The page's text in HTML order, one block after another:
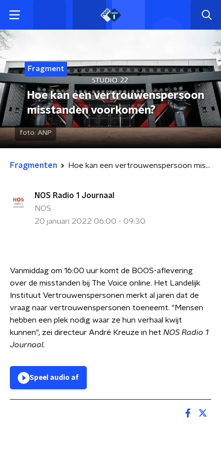
Fragment
Hoe kan een vertrouwenspersoon
misstanden voorkomen?
foto: ANP
Fragmenten Hoe kan een vertrouwenspersoon misstanden voorkomen?
NOS Radio 1 Journaal
NOS
20 januari 2022 06:00 - 09:30
Vanmiddag om 16:00 uur komt de BOOS-aflevering
over de misstanden bij The Voice online. Het Landelijk
Instituut Vertrouwenspersonen merkt al jaren dat de
vraag naar vertrouwenspersonen toeneemt. "Mensen
hebben een plek nodig waar ze hun verhaal kwijt
kunnen", zei directeur André Kreuze in het NOS Radio 1
Journaal.
Speel audio af